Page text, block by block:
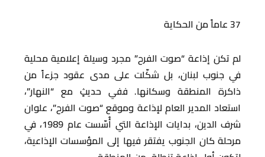
37 عاماً من الحكاية
لم تكن إذاعة “صوت الفرح” مجرد وسيلة إعلامية محلية
في جنوب لبنان، بل شكّلت على مدى عقود جزءاً من
ذاكرة المنطقة وسكانها. ففي حديثٍ مع “النهار”،
استعاد المدير العام لإذاعة وموقع “صوت الفرح”، علوان
شرف الدين، بدايات الإذاعة التي أُسّست عام 1989، في
مرحلة كان الجنوب يفتقر فيها إلى المؤسسات الإذاعية،